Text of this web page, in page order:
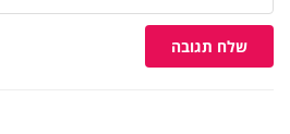
שלח תגובה